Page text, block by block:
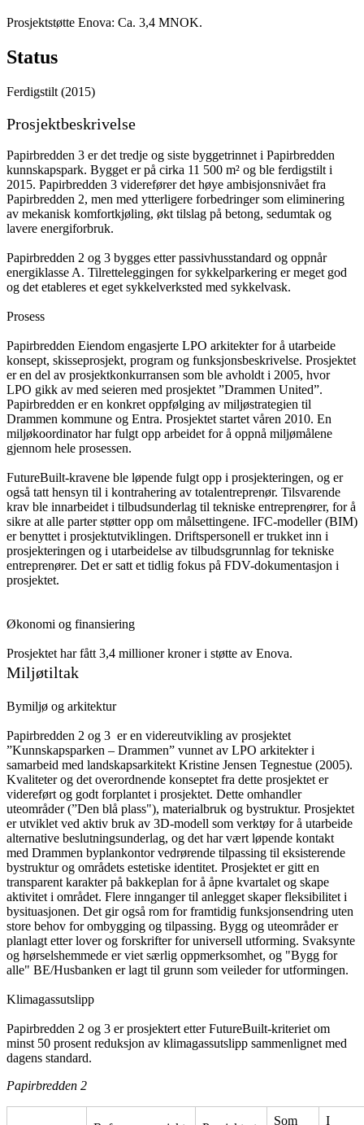
Prosjektstøtte Enova: Ca. 3,4 MNOK.
Status
Ferdigstilt (2015)
Prosjektbeskrivelse
Papirbredden 3 er det tredje og siste byggetrinnet i Papirbredden
kunnskapspark. Bygget er på cirka 11 500 m² og ble ferdigstilt i
2015. Papirbredden 3 viderefører det høye ambisjonsnivået fra
Papirbredden 2, men med ytterligere forbedringer som eliminering
av mekanisk komfortkjøling, økt tilslag på betong, sedumtak og
lavere energiforbruk.
Papirbredden 2 og 3 bygges etter passivhusstandard og oppnår
energiklasse A. Tilretteleggingen for sykkelparkering er meget god
og det etableres et eget sykkelverksted med sykkelvask.
Prosess
Papirbredden Eiendom engasjerte LPO arkitekter for å utarbeide
konsept, skisseprosjekt, program og funksjonsbeskrivelse. Prosjektet
er en del av prosjektkonkurransen som ble avholdt i 2005, hvor
LPO gikk av med seieren med prosjektet ”Drammen United”.
Papirbredden er en konkret oppfølging av miljøstrategien til
Drammen kommune og Entra. Prosjektet startet våren 2010. En
miljøkoordinator har fulgt opp arbeidet for å oppnå miljømålene
gjennom hele prosessen.
FutureBuilt-kravene ble løpende fulgt opp i prosjekteringen, og er
også tatt hensyn til i kontrahering av totalentreprenør. Tilsvarende
krav ble innarbeidet i tilbudsunderlag til tekniske entreprenører, for å
sikre at alle parter støtter opp om målsettingene. IFC-modeller (BIM)
er benyttet i prosjektutviklingen. Driftspersonell er trukket inn i
prosjekteringen og i utarbeidelse av tilbudsgrunnlag for tekniske
entreprenører. Det er satt et tidlig fokus på FDV-dokumentasjon i
prosjektet.
Økonomi og finansiering
Prosjektet har fått 3,4 millioner kroner i støtte av Enova.
Miljøtiltak
Bymiljø og arkitektur
Papirbredden 2 og 3 er en videreutvikling av prosjektet
”Kunnskapsparken – Drammen” vunnet av LPO arkitekter i
samarbeid med landskapsarkitekt Kristine Jensen Tegnestue (2005).
Kvaliteter og det overordnende konseptet fra dette prosjektet er
videreført og godt forplantet i prosjektet. Dette omhandler
uteområder (”Den blå plass"), materialbruk og bystruktur. Prosjektet
er utviklet ved aktiv bruk av 3D-modell som verktøy for å utarbeide
alternative beslutningsunderlag, og det har vært løpende kontakt
med Drammen byplankontor vedrørende tilpassing til eksisterende
bystruktur og områdets estetiske identitet. Prosjektet er gitt en
transparent karakter på bakkeplan for å åpne kvartalet og skape
aktivitet i området. Flere innganger til anlegget skaper fleksibilitet i
bysituasjonen. Det gir også rom for framtidig funksjonsendring uten
store behov for ombygging og tilpassing. Bygg og uteområder er
planlagt etter lover og forskrifter for universell utforming. Svaksynte
og hørselshemmede er viet særlig oppmerksomhet, og "Bygg for
alle" BE/Husbanken er lagt til grunn som veileder for utformingen.
Klimagassutslipp
Papirbredden 2 og 3 er prosjektert etter FutureBuilt-kriteriet om
minst 50 prosent reduksjon av klimagassutslipp sammenlignet med
dagens standard.
Papirbredden 2
Som I